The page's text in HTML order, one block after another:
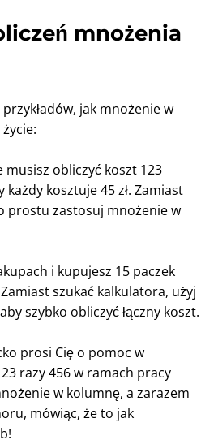
mnożenia
jak mnożenie w
musisz obliczyć koszt 123
kosztuje 45 zł. Zamiast
prostu zastosuj mnożenie w
i kupujesz 15 paczek
szukać kalkulatora, użyj
szybko obliczyć łączny koszt.
prosi Cię o pomoc w
razy 456 w ramach pracy
w kolumnę, a zarazem
mówiąc, że to jak